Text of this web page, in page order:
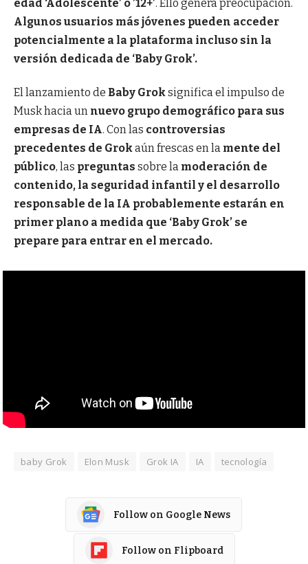
edad ‘Adolescente’ o ’12+’. Ello genera preocupación.
Algunos usuarios más jóvenes pueden acceder
potencialmente a la plataforma incluso sin la
versión dedicada de ‘Baby Grok’.
El lanzamiento de Baby Groksignifica el impulso de
Musk hacia un nuevo grupo demográfico para sus
empresas de IA. Con las controversias
precedentes de Grokaún frescas en la mente del
público, las preguntas sobre la moderación de
contenido, la seguridad infantil y el desarrollo
responsable de la IA probablemente estarán en
primer plano a medida que ‘Baby Grok’ se
prepare para entrar en el mercado.
baby Grok Elon Musk Grok IA IA tecnología
Follow on Google News
Follow on Flipboard